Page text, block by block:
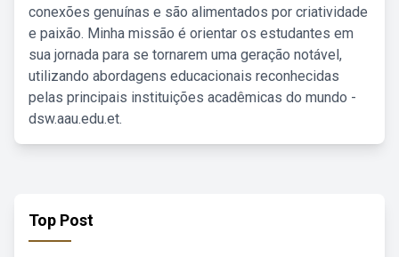
conexões genuínas e são alimentados por criatividade
e paixão. Minha missão é orientar os estudantes em
sua jornada para se tornarem uma geração notável,
utilizando abordagens educacionais reconhecidas
pelas principais instituições acadêmicas do mundo -
dsw.aau.edu.et.
Top Post